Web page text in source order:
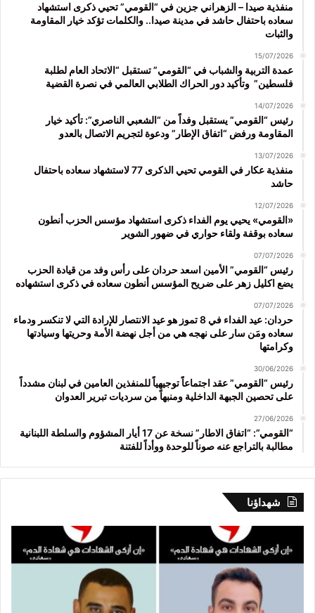
منفذية صيدا – الزهراني جزين في “القومي” تحيي ذكرى استشهاد
سعاده باحتفال حاشد في مدينة صيدا.. والكلمات تؤكد خيار المقاومة
والثبات
15/07/2026
عمدة التربية والشباب في “القومي” تستقبل “الاتحاد العام لطلبة
فلسطين” وتأكيد دور الحراك الطلابي العالمي في نصرة القضية
14/07/2026
رئيس “القومي” يستقبل وفداً من “الشعبي الناصري”: تأكيد خيار
المقاومة ورفض “اتفاق الإطار” ودعوة لتجريم الاتصال بالعدو
13/07/2026
منفذية عكار في القومي تحيي الذكرى 77 لاستشهاد سعاده باحتفال
حاشد
12/07/2026
«القومي» يحيي يوم الفداء ذكرى استشهاد مؤسس الحزب أنطون
سعاده بوقفة ولقاء حواري في ضهور الشوير
07/07/2026
رئيس “القومي” الأمين اسعد حردان على رأس وفد من قيادة الحزب
يضع اكليل زهر على ضريح المؤسس أنطون سعاده في ذكرى استشهاده
07/07/2026
حردان: عيد الفداء في 8 تموز هو عيد الانتصار للإرادة التي لا تنكسر ودماء
سعاده ومَن سار على نهجه هي من أجل نهضة الأمة وحريتها وسيادتها
وكرامتها
30/06/2026
رئيس “القومي” عقد اجتماعاً توجيهياً للمنفذين العامين في لبنان مشدداً
على تحصين الجبهة الداخلية ومنبهاً من سرديات تبرير العدوان
27/06/2026
“القومي”: “اتفاق الاطار” نسخة عن 17 أيار المشؤوم والسلطة اللبنانية
مطالبة بالتراجع عنه صوناً للوحدة ووأداً للفتنة
شهداؤنا